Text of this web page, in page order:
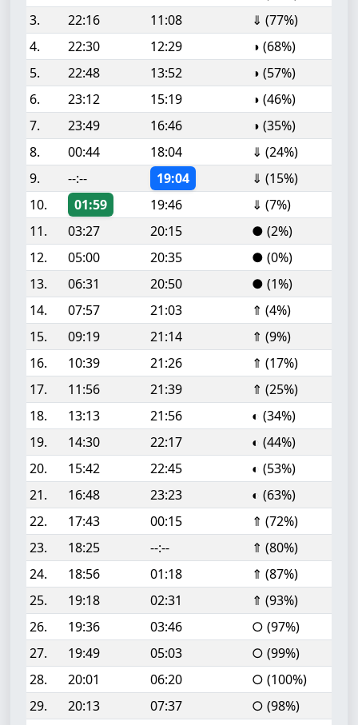
3.
22:16 11:08
⇓ (77%)
4.
22:30 12:29
◑ (68%)
5.
22:48 13:52
◑ (57%)
6.
23:12 15:19
◑ (46%)
7.
23:49 16:46
◑ (35%)
8.
00:44 18:04
⇓ (24%)
9.
--:-- 19:04
⇓ (15%)
10.
01:59 19:46
⇓ (7%)
11.
03:27 20:15
● (2%)
12.
05:00 20:35
● (0%)
13.
06:31 20:50
● (1%)
14.
07:57 21:03
⇑ (4%)
15.
09:19 21:14
⇑ (9%)
16.
10:39 21:26
⇑ (17%)
17.
11:56 21:39
⇑ (25%)
18.
13:13 21:56
◐ (34%)
19.
14:30 22:17
◐ (44%)
20.
15:42 22:45
◐ (53%)
21.
16:48 23:23
◐ (63%)
22.
17:43 00:15
⇑ (72%)
23.
18:25 --:--
⇑ (80%)
24.
18:56 01:18
⇑ (87%)
25.
19:18 02:31
⇑ (93%)
26.
19:36 03:46
○ (97%)
27.
19:49 05:03
○ (99%)
28.
20:01 06:20
○ (100%)
29.
20:13 07:37
○ (98%)